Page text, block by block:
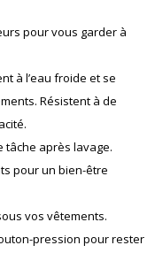
pour vous garder à
à l’eau froide et se
Résistent à de
tâche après lavage.
pour un bien-être
vos vêtements.
pression pour rester